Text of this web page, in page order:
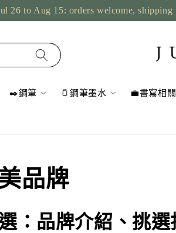
26 to Aug 15: orders welcome,
✒️鋼筆 🫙鋼筆墨水 💼書寫相
品牌
：品牌介紹、挑